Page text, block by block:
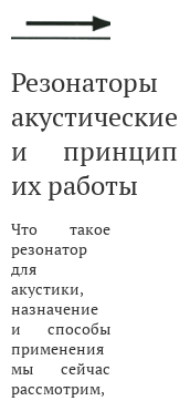
Резонаторы
акустические
и принцип
их работы
Что такое
резонатор
для
акустики,
назначение
и способы
применения
мы сейчас
рассмотрим,